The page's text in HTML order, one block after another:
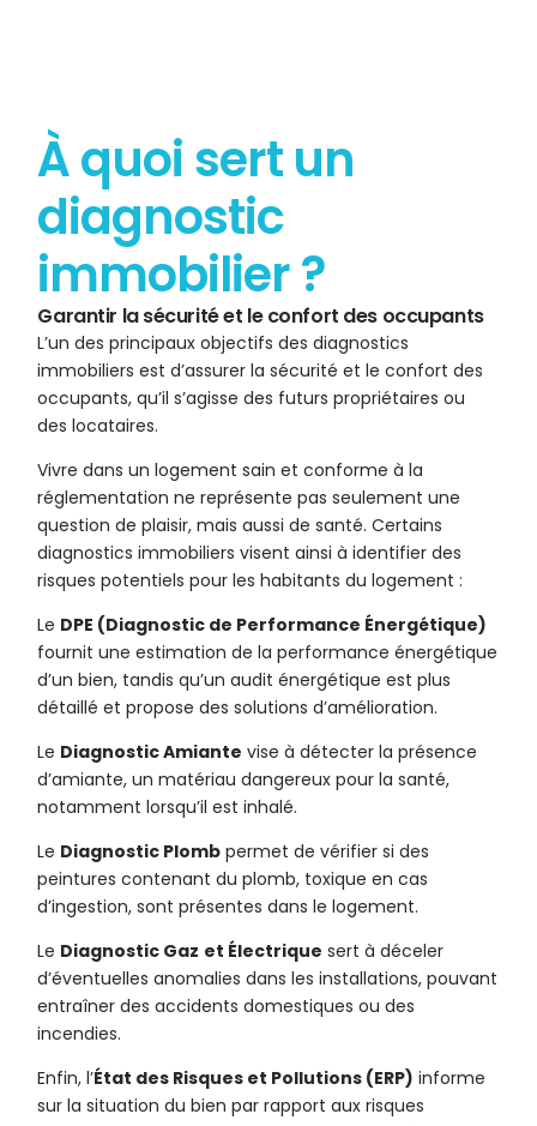
À quoi sert un
diagnostic
immobilier ?
Garantir la sécurité et le confort des occupants
L’un des principaux objectifs des diagnostics
immobiliers est d’assurer la sécurité et le confort des
occupants, qu’il s’agisse des futurs propriétaires ou
des locataires.
Vivre dans un logement sain et conforme à la
réglementation ne représente pas seulement une
question de plaisir, mais aussi de santé. Certains
diagnostics immobiliers visent ainsi à identifier des
risques potentiels pour les habitants du logement :
Le DPE (Diagnostic de Performance Énergétique)
fournit une estimation de la performance énergétique
d’un bien, tandis qu’un audit énergétique est plus
détaillé et propose des solutions d’amélioration.
Le Diagnostic Amiante vise à détecter la présence
d’amiante, un matériau dangereux pour la santé,
notamment lorsqu’il est inhalé.
Le Diagnostic Plomb permet de vérifier si des
peintures contenant du plomb, toxique en cas
d’ingestion, sont présentes dans le logement.
Le Diagnostic Gaz et Électrique sert à déceler
d’éventuelles anomalies dans les installations, pouvant
entraîner des accidents domestiques ou des
incendies.
Enfin, l’État des Risques et Pollutions (ERP) informe
sur la situation du bien par rapport aux risques